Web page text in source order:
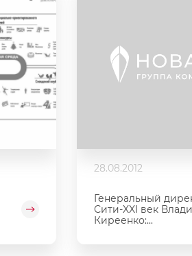
28.08.2012
Генеральный
Сити-XXI век
Киреенко:...